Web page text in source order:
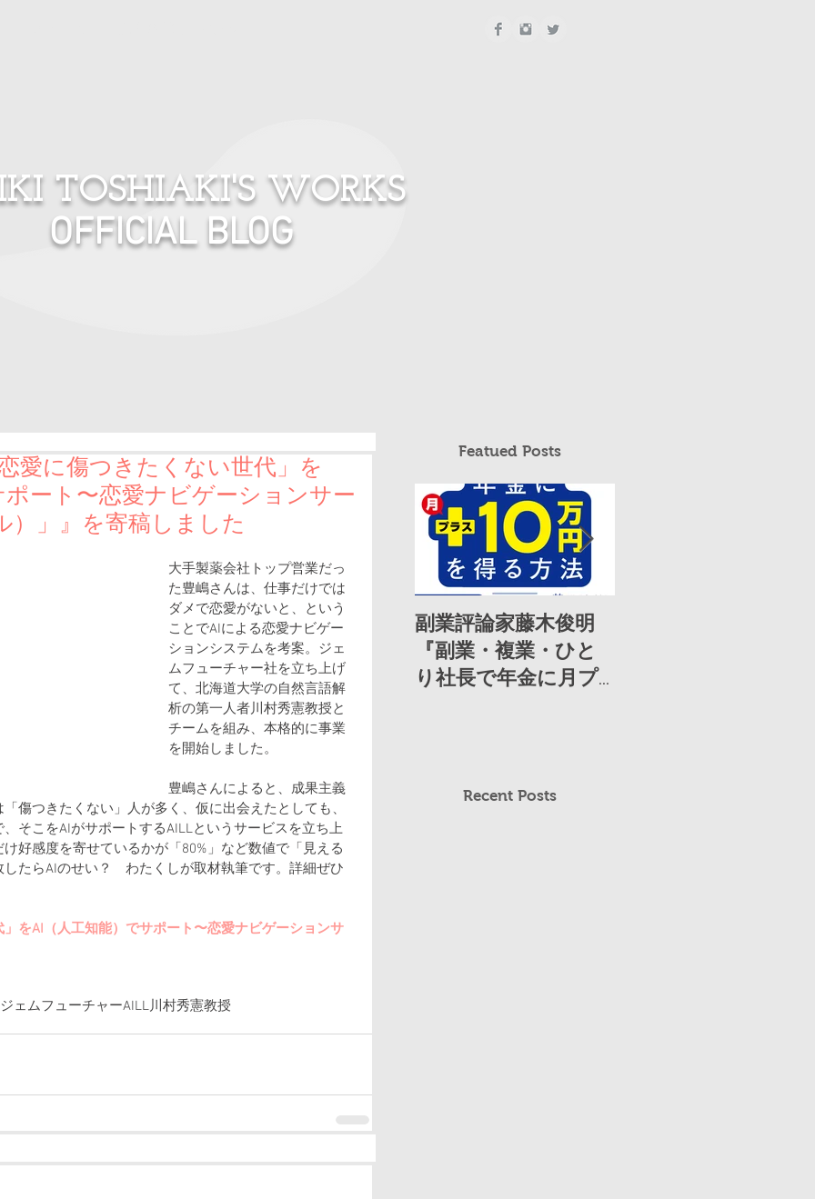
TOSHIAKI'S WORKS
OFFICIAL BLOG
愛に傷つきたくない世代」を
ート〜恋愛ナビゲーションサー
）」』を寄稿しました
大手製薬会社トップ営業だっ
た豊嶋さんは、仕事だけでは
ダメで恋愛がないと、という
ことでAIによる恋愛ナビゲー
ションシステムを考案。ジェ
ムフューチャー社を立ち上げ
て、北海道大学の自然言語解
析の第一人者川村秀憲教授と
チームを組み、本格的に事業
を開始しました。
豊嶋さんによると、成果主義
傷つきたくない」人が多く、仮に出会えたとしても、
そこをAIがサポートするAILLというサービスを立ち上
好感度を寄せているかが「80%」など数値で「⾒える
たらAIのせい？　わたくしが取材執筆です。詳細ぜひ
をAI（人工知能）でサポート〜恋愛ナビゲーションサ
ジェムフューチャーAILL川村秀憲教授
Featued Posts
副業評論家藤木俊明
『副業・複業・ひと
り社長で年金に月プ
Recent Posts